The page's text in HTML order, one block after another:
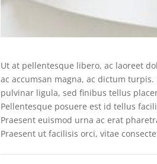
Ut at pellentesque libero, ac laoreet
ac accumsan magna, ac dictum
pulvinar ligula, sed finibus tellus
Pellentesque posuere est id tellus
Praesent euismod urna ac erat
Praesent ut facilisis orci, vitae